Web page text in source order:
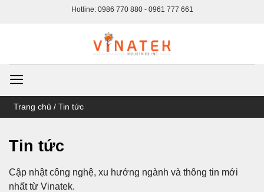
Hotline: 0986 770 880 - 0961 777 661
Trang chủ / Tin tức
Tin tức
Cập nhật công nghệ, xu hướng ngành và thông tin mới
nhất từ Vinatek.